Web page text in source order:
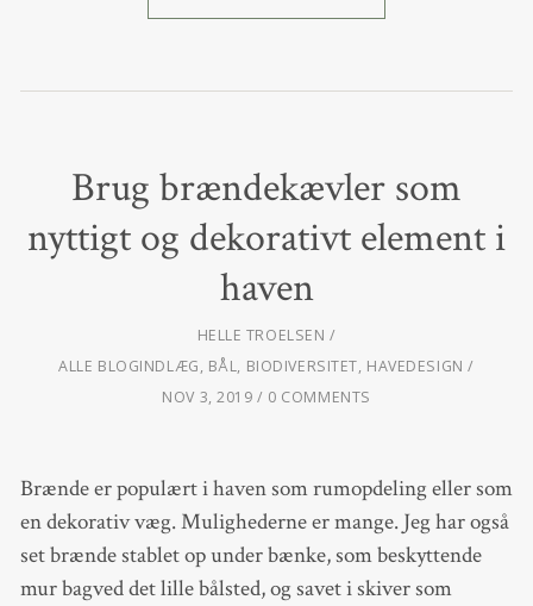
Brug brændekævler som
nyttigt og dekorativt element i
haven
HELLE TROELSEN
ALLE BLOGINDLÆG, BÅL, BIODIVERSITET, HAVEDESIGN
NOV 3, 2019
0 COMMENTS
Brænde er populært i haven som rumopdeling eller som
en dekorativ væg. Mulighederne er mange. Jeg har også
set brænde stablet op under bænke, som beskyttende
mur bagved det lille bålsted, og savet i skiver som